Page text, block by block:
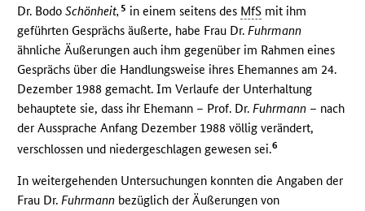
Dr. BodoSchönheit, 5 in einem seitens des MfS mit ihm
geführten Gesprächs äußerte, habe Frau Dr. Fuhrmann
ähnliche Äußerungen auch ihm gegenüber im Rahmen eines
Gesprächs über die Handlungsweise ihres Ehemannes am 24.
Dezember 1988 gemacht. Im Verlaufe der Unterhaltung
behauptete sie, dass ihr Ehemann – Prof. Dr. Fuhrmann – nach
der Aussprache Anfang Dezember 1988 völlig verändert,
verschlossen und niedergeschlagen gewesen sei.6
In weitergehenden Untersuchungen konnten die Angaben der
Frau Dr.Fuhrmann bezüglich der Äußerungen von